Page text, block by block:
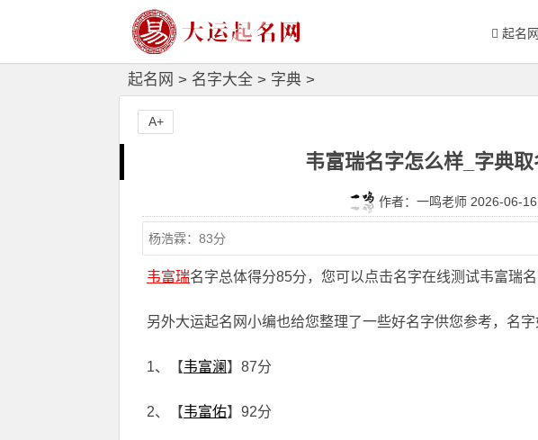
起名网
起名网 > 名字大全 > 字典 >
韦富瑞名字怎么样_字典
作者：一鸣老师 2026-06-
韦富瑞名字总体得分85分，您可以点击名字在线测试韦富瑞名
另外大运起名网小编也给您整理了一些好名字供您参考，名字
1、【韦富澜 】87分
2、【韦富佑】92分
A+